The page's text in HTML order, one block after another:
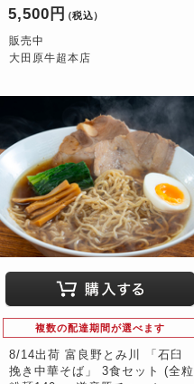
5,500円 （税込）
販売中
大田原牛超本店
複数の配達期間が選べます
8/14出荷 富良野とみ川 「石臼
挽き中華そば」 3食セット (全粒